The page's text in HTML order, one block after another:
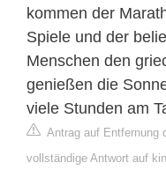
kommen der
Spiele und der
Menschen den
genießen die
viele Stunden am
Antrag auf Entfernung
vollständige Antwort auf